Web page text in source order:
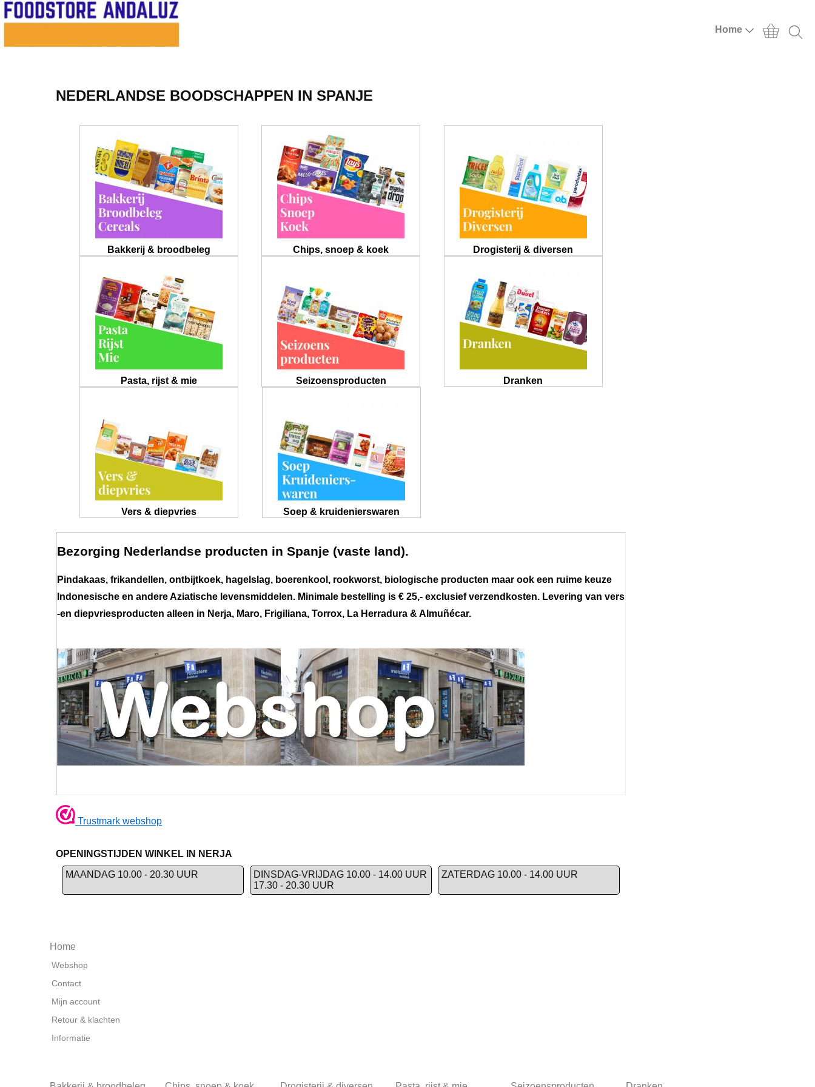
Home
NEDERLANDSE BOODSCHAPPEN IN SPANJE
Bakkerij & broodbeleg Chips, snoep & koek Drogisterij & diversen
Pasta, rijst & mie Seizoensproducten Dranken
Vers & diepvries Soep & kruidenierswaren
Bezorging Nederlandse producten in Spanje (vaste land).
Pindakaas, frikandellen, ontbijtkoek, hagelslag, boerenkool, rookworst, biologische producten maar ook een ruime keuze
Indonesische en andere Aziatische levensmiddelen. Minimale bestelling is € 25,- exclusief verzendkosten. Levering van vers
-en diepvriesproducten alleen in Nerja, Maro, Frigiliana, Torrox, La Herradura & Almuñécar.
Trustmark webshop
OPENINGSTIJDEN WINKEL IN NERJA
MAANDAG 10.00 - 20.30 UUR
DINSDAG-VRIJDAG 10.00 - 14.00 UUR
17.30 - 20.30 UUR
ZATERDAG 10.00 - 14.00 UUR
Home
Webshop
Contact
Mijn account
Retour & klachten
Informatie